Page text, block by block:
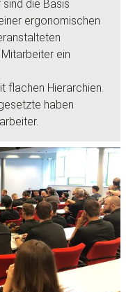
die Basis
ergonomischen
ein
flachen Hierarchien.
haben